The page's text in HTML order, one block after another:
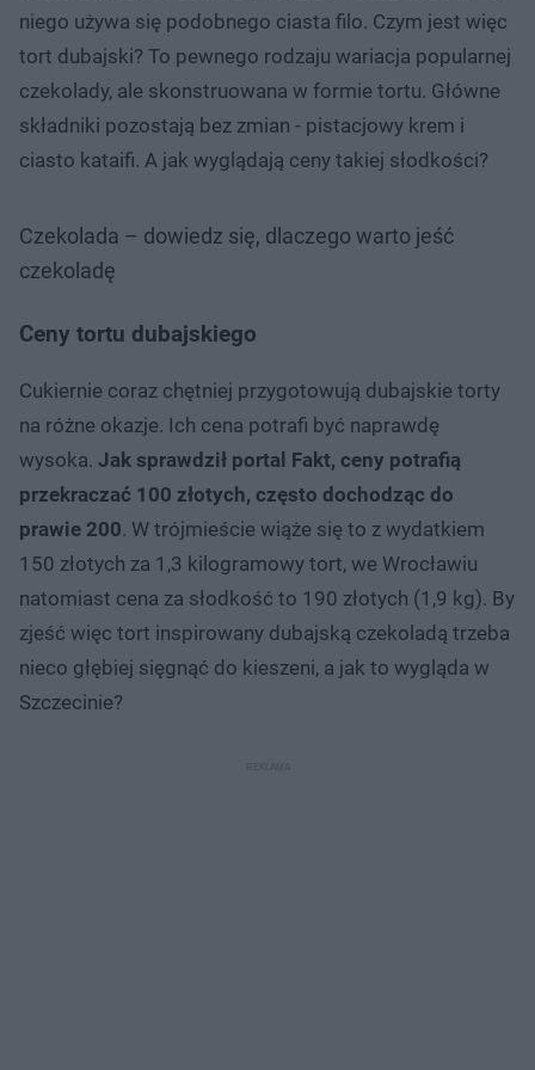
niego używa się podobnego ciasta filo. Czym jest więc
tort dubajski? To pewnego rodzaju wariacja popularnej
czekolady, ale skonstruowana w formie tortu. Główne
składniki pozostają bez zmian - pistacjowy krem i
ciasto kataifi. A jak wyglądają ceny takiej słodkości?
Czekolada – dowiedz się, dlaczego warto jeść
czekoladę
Ceny tortu dubajskiego
Cukiernie coraz chętniej przygotowują dubajskie torty
na różne okazje. Ich cena potrafi być naprawdę
wysoka. Jak sprawdził portal Fakt, ceny potrafią
przekraczać 100 złotych, często dochodząc do
prawie 200. W trójmieście wiąże się to z wydatkiem
150 złotych za 1,3 kilogramowy tort, we Wrocławiu
natomiast cena za słodkość to 190 złotych (1,9 kg). By
zjeść więc tort inspirowany dubajską czekoladą trzeba
nieco głębiej sięgnąć do kieszeni, a jak to wygląda w
Szczecinie?